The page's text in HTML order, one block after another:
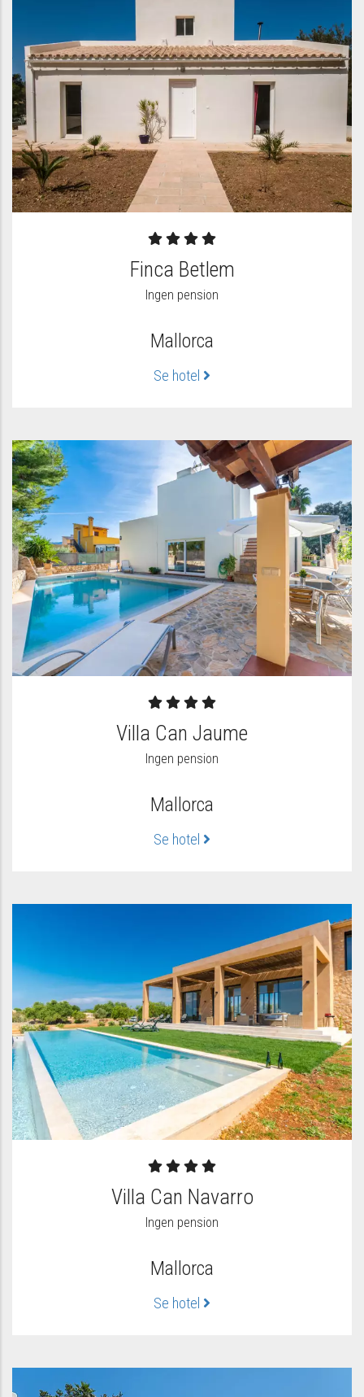
Finca Betlem
Ingen pension
Mallorca
Se hotel
Villa Can Jaume
Ingen pension
Mallorca
Se hotel
Villa Can Navarro
Ingen pension
Mallorca
Se hotel